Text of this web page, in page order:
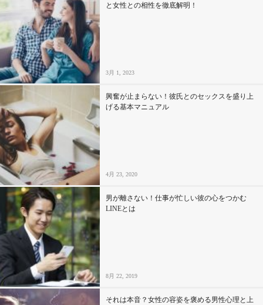
占い・診断
ファッション・美容
グルメ
趣味・旅行
セックスライフ
不倫・だめ男
感動
心の処方箋
カルチャー・トレンド・芸能
驚き
と女性との相性を徹底解明！
3月 1, 2023
興奮が止まらない！彼氏とのセックスを盛り上
げる基本マニュアル
4月 23, 2020
男が離さない！仕事が忙しい彼の心をつかむ
LINEとは
8月 22, 2019
それは本音？女性の容姿を褒める男性心理と上